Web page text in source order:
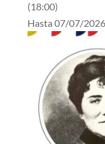
(18:00)
Hasta 07/07/2026